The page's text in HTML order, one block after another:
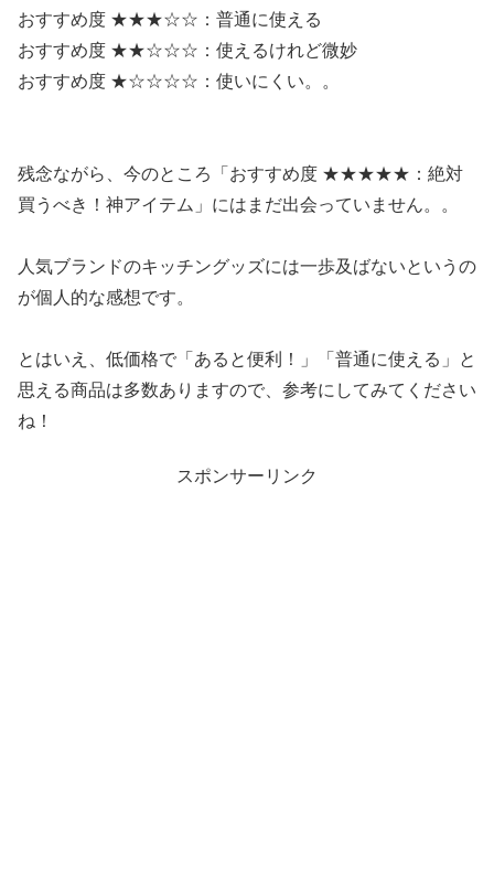
おすすめ度 ★★★☆☆：普通に使える
おすすめ度 ★★☆☆☆：使えるけれど微妙
おすすめ度 ★☆☆☆☆：使いにくい。。
残念ながら、今のところ「おすすめ度 ★★★★★：絶対
買うべき！神アイテム」にはまだ出会っていません。。
人気ブランドのキッチングッズには一歩及ばないというの
が個人的な感想です。
とはいえ、低価格で「あると便利！」「普通に使える」と
思える商品は多数ありますので、参考にしてみてください
ね！
スポンサーリンク